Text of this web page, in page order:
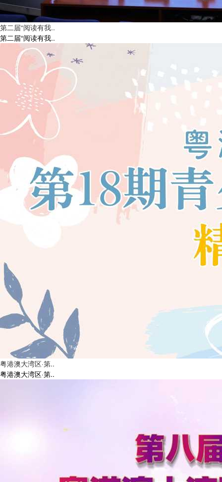
2026夏令营之一|粤港澳大湾区·第18期青少儿口才夏令营火热报
全民阅读活动周 | 广东演讲学会阅读分会和讲书专业委员会正式
成立。
第二届“阅读有我..
第二届“阅读有我..
粤港澳大湾区·第..
粤港澳大湾区·第..